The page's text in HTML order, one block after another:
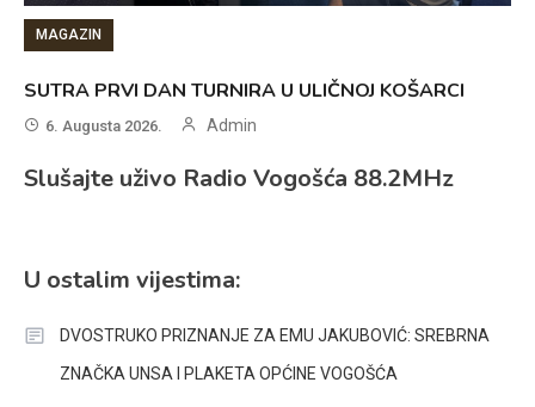
MAGAZIN
SUTRA PRVI DAN TURNIRA U ULIČNOJ KOŠARCI
6. Augusta 2026. Admin
Slušajte uživo Radio Vogošća 88.2MHz
U ostalim vijestima:
DVOSTRUKO PRIZNANJE ZA EMU JAKUBOVIĆ: SREBRNA
ZNAČKA UNSA I PLAKETA OPĆINE VOGOŠĆA